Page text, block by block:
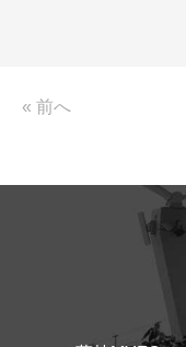
« 前へ